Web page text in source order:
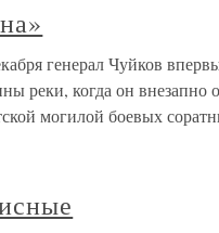
генерал Чуйков
реки, когда он
могилой боевых